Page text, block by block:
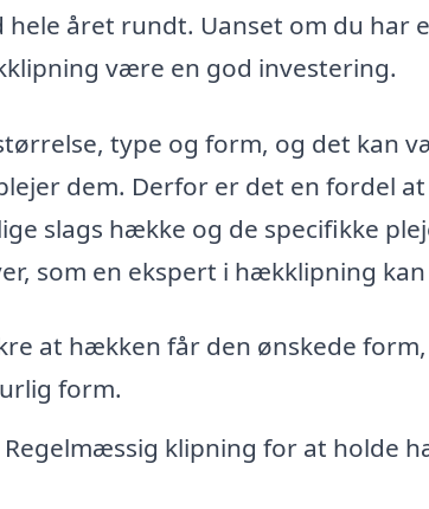
året rundt. Uanset om du har
være en god investering.
type og form, og det kan
dem. Derfor er det en fordel
slags hække og de specifikke
som en ekspert i hækklipning
at hækken får den ønskede
form.
Regelmæssig klipning for at holde